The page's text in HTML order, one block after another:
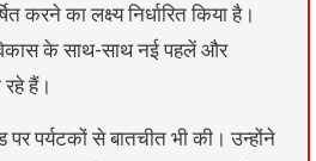
करने का लक्ष्य निर्धारित किया है।
के साथ-साथ नई पहलें और
रहे हैं।
पर्यटकों से बातचीत भी की। उन्होंने